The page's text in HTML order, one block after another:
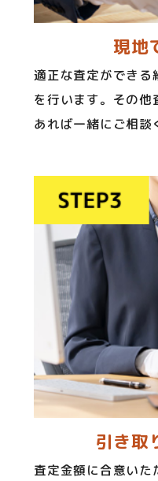
現地
適正な査定ができる
を行います。その他
あれば一緒にご相談
引き取
査定金額に合意い